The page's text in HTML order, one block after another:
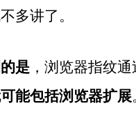
多讲了。
是 ，浏览器指纹
能包括浏览器扩展